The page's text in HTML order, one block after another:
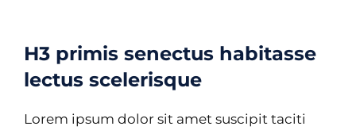
H3 primis senectus habitasse
lectus scelerisque
Lorem ipsum dolor sit amet suscipit taciti